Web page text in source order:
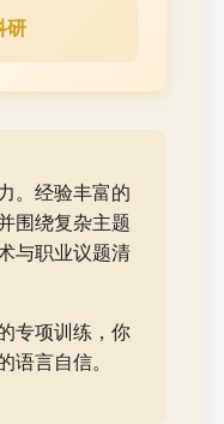
研
。经验丰富的
围绕复杂主题
与职业议题清
专项训练，你
语言自信。